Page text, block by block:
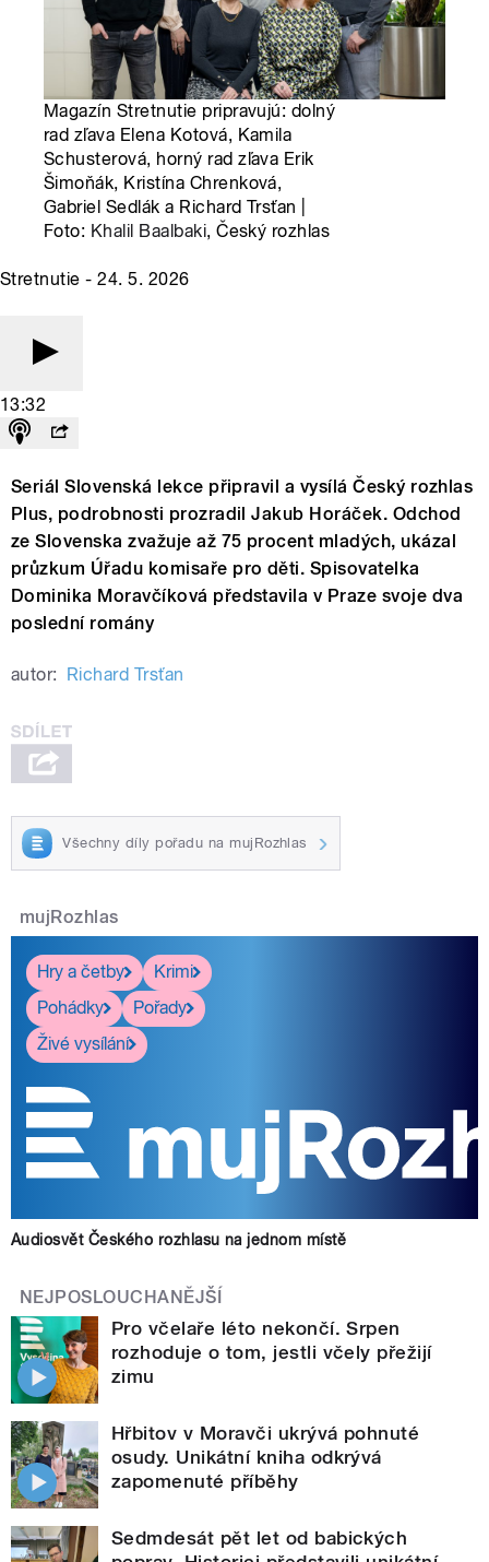
Magazín Stretnutie pripravujú: dolný
rad zľava Elena Kotová, Kamila
Schusterová, horný rad zľava Erik
Šimoňák, Kristína Chrenková,
Gabriel Sedlák a Richard Trsťan |
Foto: Khalil Baalbaki, Český rozhlas
Stretnutie - 24. 5. 2026
13:32
Seriál Slovenská lekce připravil a vysílá Český rozhlas
Plus, podrobnosti prozradil Jakub Horáček. Odchod
ze Slovenska zvažuje až 75 procent mladých, ukázal
průzkum Úřadu komisaře pro děti. Spisovatelka
Dominika Moravčíková představila v Praze svoje dva
poslední romány
autor: Richard Trsťan
Všechny díly pořadu na mujRozhlas
mujRozhlas
Hry a četby
Krimi
Pohádky
Pořady
Živé vysílání
Audiosvět Českého rozhlasu na jednom místě
NEJPOSLOUCHANĚJŠÍ
Pro včelaře léto nekončí. Srpen
rozhoduje o tom, jestli včely přežijí
zimu
Hřbitov v Moravči ukrývá pohnuté
osudy. Unikátní kniha odkrývá
zapomenuté příběhy
Sedmdesát pět let od babických